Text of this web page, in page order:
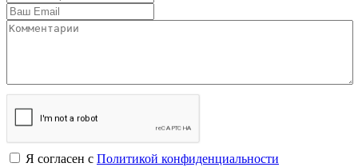
Я согласен с Политикой конфиденциальности